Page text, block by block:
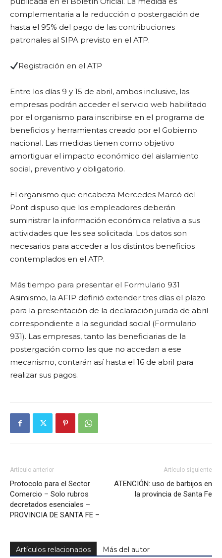
complementaria a la reducción o postergación de
hasta el 95% del pago de las contribuciones
patronales al SIPA previsto en el ATP.
Registración en el ATP
Entre los días 9 y 15 de abril, ambos inclusive, las
empresas podrán acceder el servicio web habilitado
por el organismo para inscribirse en el programa de
beneficios y herramientas creado por el Gobierno
nacional. Las medidas tienen como objetivo
amortiguar el impacto económico del aislamiento
social, preventivo y obligatorio.
El organismo que encabeza Mercedes Marcó del
Pont dispuso que los empleadores deberán
suministrar la información económica relativa a sus
actividades que les sea solicitada. Los datos son
necesarios para acceder a los distintos beneficios
contemplados en el ATP.
Más tiempo para presentar el Formulario 931
Asimismo, la AFIP definió extender tres días el plazo
para la presentación de la declaración jurada de abril
correspondiente a la seguridad social (Formulario
931). Las empresas, tanto las beneficiarias de la
postergación como las que no accedan a ese
mecanismo, contarán así hasta el 16 de abril para
realizar sus pagos.
Artículo anterior
Protocolo para el Sector
Comercio – Solo rubros
decretados esenciales –
PROVINCIA DE SANTA FE –
Artículo siguiente
ATENCIÓN: uso de barbijos en
la provincia de Santa Fe
Artículos relacionados Más del autor